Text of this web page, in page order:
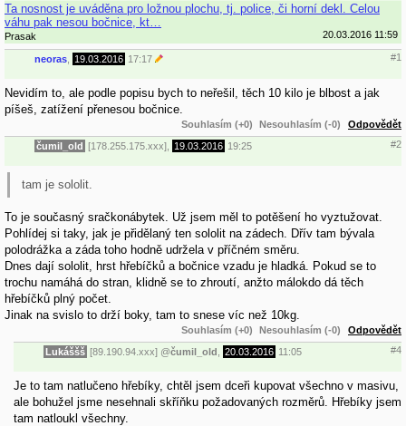
Ta nosnost je uváděna pro ložnou plochu, tj. police, či horní dekl. Celou
váhu pak nesou bočnice, kt…
Prasak 20.03.2016 11:59
neoras 19.03.2016 17:17 #1
Nevidím to, ale podle popisu bych to neřešil, těch 10 kilo je blbost a jak
píšeš, zatížení přenesou bočnice.
Souhlasím (+0) Nesouhlasím (-0) Odpovědět
čumil_old [178.255.175.xxx], 19.03.2016 19:25 #2
tam je sololit.
To je současný sračkonábytek. Už jsem měl to potěšení ho vyztužovat.
Pohlídej si taky, jak je přidělaný ten sololit na zádech. Dřív tam bývala
polodrážka a záda toho hodně udržela v příčném směru.
Dnes dají sololit, hrst hřebíčků a bočnice vzadu je hladká. Pokud se to
trochu namáhá do stran, klidně se to zhroutí, anžto málokdo dá těch
hřebíčků plný počet.
Jinak na svislo to drží boky, tam to snese víc než 10kg.
Souhlasím (+0) Nesouhlasím (-0) Odpovědět
Lukáššš [89.190.94.xxx] @čumil_old 20.03.2016 11:05 #4
Je to tam natlučeno hřebíky, chtěl jsem dceři kupovat všechno v masivu,
ale bohužel jsme nesehnali skříňku požadovaných rozměrů. Hřebíky jsem
tam natloukl všechny.